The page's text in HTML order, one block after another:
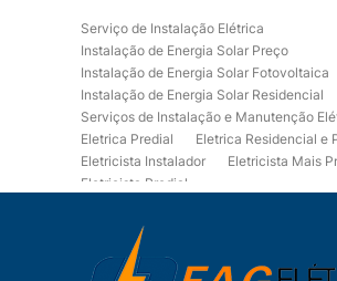
Serviço de Instalação Elétrica
Instalação de Energia Solar Preço
Instalação de Energia Solar Fotovoltaica
Instalação de Energia Solar Residencial
Serviços de Instalação e Manutenção
Eletrica Predial
Eletrica Residencial e
Eletricista Instalador
Eletricista Mais
Eletricista Predial
Eletricista Residencial
Eletricista Residencial E Predial
Eletricistas de Manutenção